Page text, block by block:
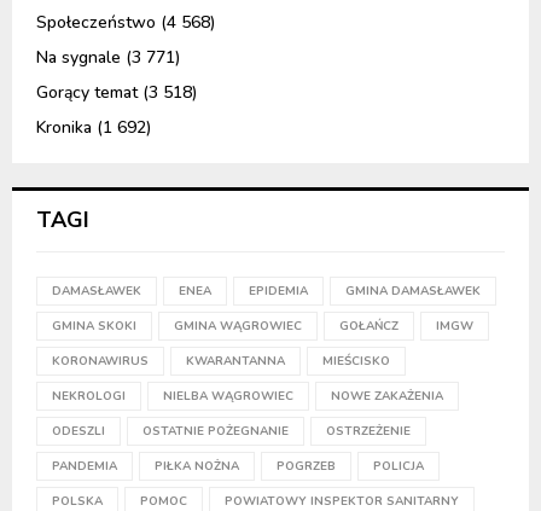
Społeczeństwo (4 568)
Na sygnale (3 771)
Gorący temat(3 518)
Kronika (1 692)
TAGI
DAMASŁAWEK ENEA EPIDEMIA GMINA DAMASŁAWEK
GMINA SKOKI GMINA WĄGROWIEC GOŁAŃCZ IMGW
KORONAWIRUS KWARANTANNA MIEŚCISKO
NEKROLOGI NIELBA WĄGROWIEC NOWE ZAKAŻENIA
ODESZLI OSTATNIE POŻEGNANIE OSTRZEŻENIE
PANDEMIA PIŁKA NOŻNA POGRZEB POLICJA
POLSKA POMOC POWIATOWY INSPEKTOR SANITARNY